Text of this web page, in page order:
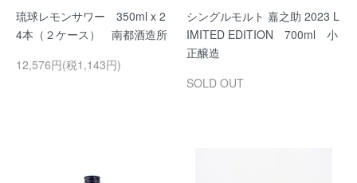
琉球レモンサワー 350ml x 2
4本（２ケース） 南都酒造所
12,576円(税1,143円)
シングルモルト 嘉之助 2023 L
IMITED EDITION 700ml 小
正醸造
SOLD OUT